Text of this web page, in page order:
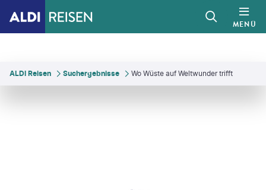
MENÜ
ALDI Reisen Suchergebnisse Wo Wüste auf Weltwunder trifft